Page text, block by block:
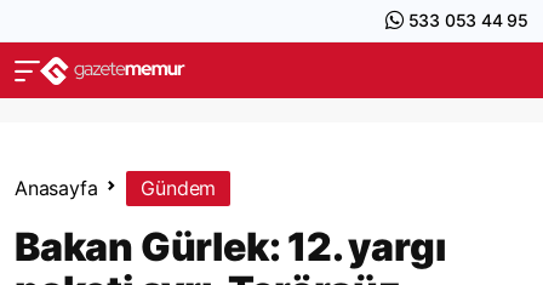
533 053 44 95
Anasayfa Gündem
Bakan Gürlek: 12. yargı